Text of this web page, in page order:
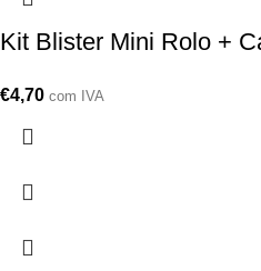
Kit Blister Mini Rolo +
€4,70 com IVA